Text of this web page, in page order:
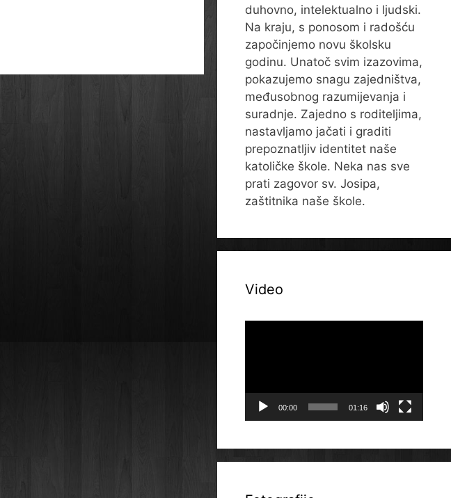
duhovno, intelektualno i ljudski.
Na kraju, s ponosom i radošću
započinjemo novu školsku
godinu. Unatoč svim izazovima,
pokazujemo snagu zajedništva,
međusobnog razumijevanja i
suradnje. Zajedno s roditeljima,
nastavljamo jačati i graditi
prepoznatljiv identitet naše
katoličke škole. Neka nas sve
prati zagovor sv. Josipa,
zaštitnika naše škole.
Video
00:00 01:16